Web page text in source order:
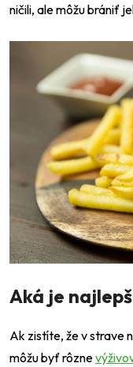
ničili, ale môžu brániť
Aká je
Ak zistíte, že v strave
môžu byť rôzne